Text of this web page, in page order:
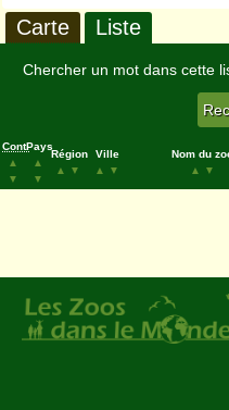
Carte Liste
Chercher un mot dans cette
Cont.
▲
▼
Pays
▲
▼
Région
▲
▼
Ville
▲
▼
Nom du
▲
▼